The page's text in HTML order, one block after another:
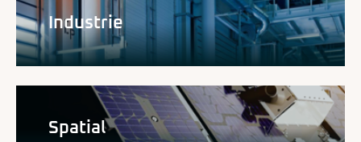
Industrie
Spatial